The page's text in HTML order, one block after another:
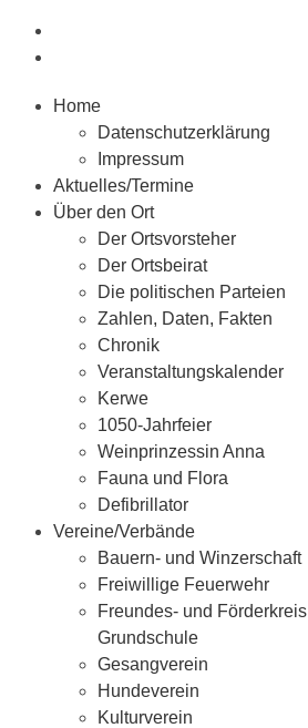
Home
Datenschutzerklärung
Impressum
Aktuelles/Termine
Über den Ort
Der Ortsvorsteher
Der Ortsbeirat
Die politischen Parteien
Zahlen, Daten, Fakten
Chronik
Veranstaltungskalender
Kerwe
1050-Jahrfeier
Weinprinzessin Anna
Fauna und Flora
Defibrillator
Vereine/Verbände
Bauern- und Winzerschaft
Freiwillige Feuerwehr
Freundes- und Förderkreis
Grundschule
Gesangverein
Hundeverein
Kulturverein